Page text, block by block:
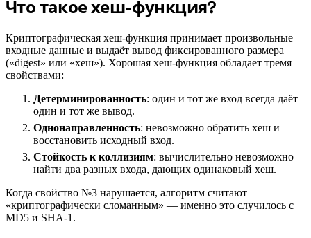
#
Что такое хеш-функция?
Криптографическая хеш-функция принимает произвольные
входные данные и выдаёт вывод фиксированного размера
(«digest» или «хеш»). Хорошая хеш-функция обладает тремя
свойствами:
Детерминированность: один и тот же вход всегда даёт
один и тот же вывод.
Однонаправленность: невозможно обратить хеш и
восстановить исходный вход.
Стойкость к коллизиям: вычислительно невозможно
найти два разных входа, дающих одинаковый хеш.
Когда свойство №3 нарушается, алгоритм считают
«криптографически сломанным» — именно это случилось с
MD5 и SHA-1.